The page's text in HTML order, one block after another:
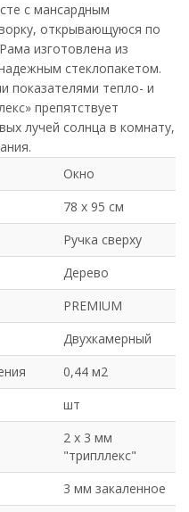
с мансардным
открывающуюся по
изготовлена из
стеклопакетом.
показателями тепло- и
препятствует
лучей солнца в комнату,
Окно
78 х 95 см
Ручка сверху
Дерево
PREMIUM
Двухкамерный
0,44 м2
шт
2 х 3 мм
"трипллекс"
3 мм закаленное